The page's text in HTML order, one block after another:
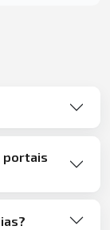
portais